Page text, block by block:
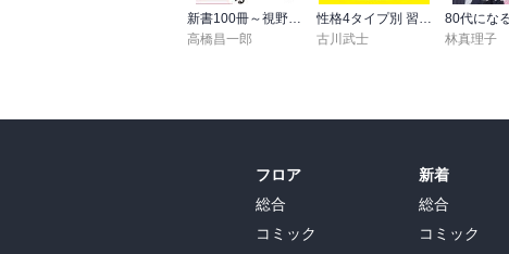
新書100冊～視野を広げる読書～
高橋昌一郎
性格4タイプ別 習慣術
古川武士
林真理子
フロア
総合
コミック
新着
総合
コミック